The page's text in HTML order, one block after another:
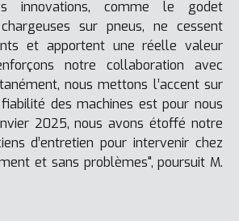
innovations, comme le godet
sur pneus, ne cessent
et apportent une réelle valeur
notre collaboration avec
nous mettons l’accent sur
des machines est pour nous
2025, nous avons étoffé notre
d’entretien pour intervenir chez
et sans problèmes", poursuit M.